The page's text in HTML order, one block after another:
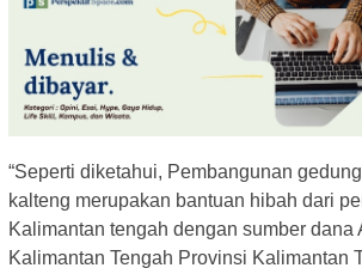
“Seperti diketahui, Pembangunan
kalteng merupakan bantuan hibah dari
Kalimantan tengah dengan sumber dana
Kalimantan Tengah Provinsi Kalimantan